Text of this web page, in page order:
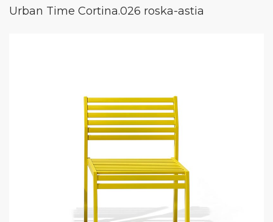
Urban Time Cortina.026 roska-astia